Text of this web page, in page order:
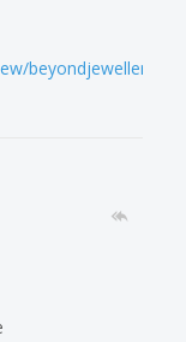
beyondjewellery.de